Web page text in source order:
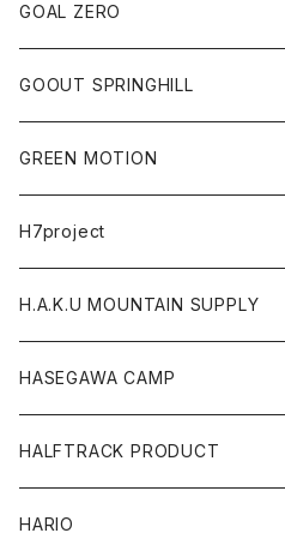
GOAL ZERO
GOOUT SPRINGHILL
GREEN MOTION
H7project
H.A.K.U MOUNTAIN SUPPLY
HASEGAWA CAMP
HALFTRACK PRODUCT
HARIO